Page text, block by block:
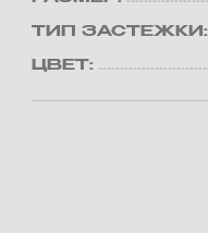
ТИП ЗАСТЕЖКИ:
ЦВЕТ: